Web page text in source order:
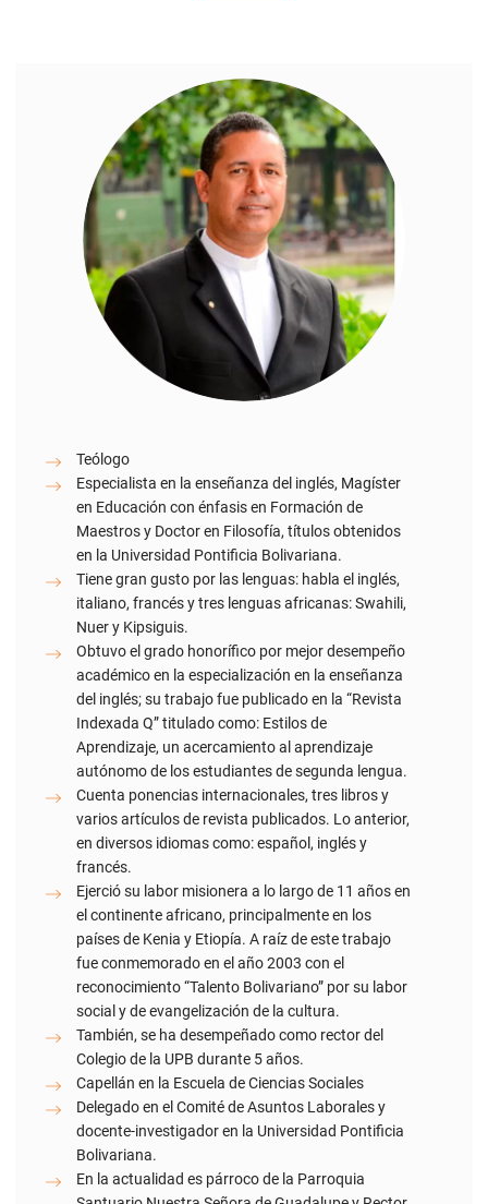
Especialista en la enseñanza del inglés, Magíster
Maestros y Doctor en Filosofía, títulos obtenidos
en la Universidad Pontificia Bolivariana.
Tiene gran gusto por las lenguas: habla el inglés,
italiano, francés y tres lenguas africanas: Swahili,
Nuer y Kipsiguis.
Obtuvo el grado honorífico por mejor desempeño
académico en la especialización en la enseñanza
del inglés; su trabajo fue publicado en la “Revista
Indexada Q” titulado como: Estilos de
Aprendizaje, un acercamiento al aprendizaje
autónomo de los estudiantes de segunda lengua.
Cuenta ponencias internacionales, tres libros y
varios artículos de revista publicados. Lo anterior,
en diversos idiomas como: español, inglés y
francés.
Ejerció su labor misionera a lo largo de 11 años en
el continente africano, principalmente en los
países de Kenia y Etiopía. A raíz de este trabajo
fue conmemorado en el año 2003 con el
reconocimiento “Talento Bolivariano” por su labor
social y de evangelización de la cultura.
También, se ha desempeñado como rector del
Colegio de la UPB durante 5 años.
Capellán en la Escuela de Ciencias Sociales
Delegado en el Comité de Asuntos Laborales y
docente-investigador en la Universidad Pontificia
Bolivariana.
En la actualidad es párroco de la Parroquia
Santuario Nuestra Señora de Guadalupe y Rector
del Colegio Parroquial Emaús.
Ha sido presentador oficial de la Feria de Flores
durante 5 años.